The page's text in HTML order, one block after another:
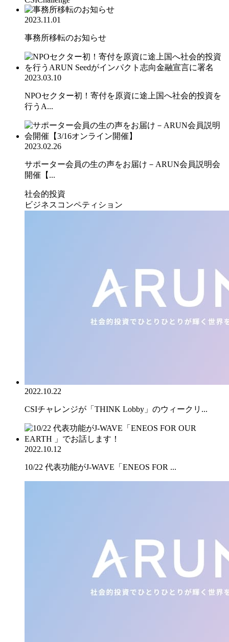
2023.11.01
事務所移転のお知らせ
2023.03.10
NPOセクター初！寄付を原資に途上国へ社会的投資を
行うA...
2023.02.26
サポーター会員の生の声をお届け－ARUN会員説明会
開催【...
社会的投資
ビジネスコンペティション
2022.10.22
CSIチャレンジが「THINK Lobby」のウィークリ...
2022.10.12
10/22 代表功能がJ-WAVE「ENEOS FOR ...